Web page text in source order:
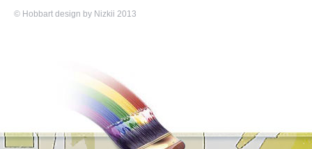
© Hobbart design by Nizkii 2013